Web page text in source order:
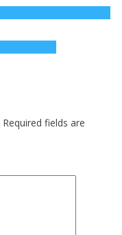
Required fields are